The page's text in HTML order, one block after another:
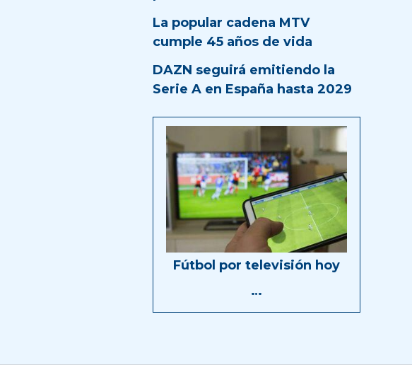
La popular cadena MTV
cumple 45 años de vida
DAZN seguirá emitiendo la
Serie A en España hasta 2029
Fútbol por televisión hoy
…